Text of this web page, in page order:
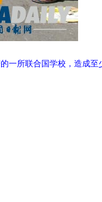
一所联合国学校，造成至